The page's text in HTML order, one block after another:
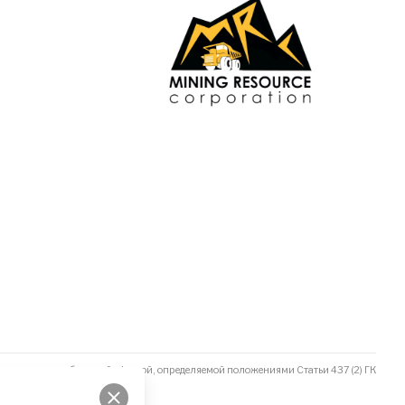
является публичной офертой, определяемой положениями Статьи 437 (2) ГК